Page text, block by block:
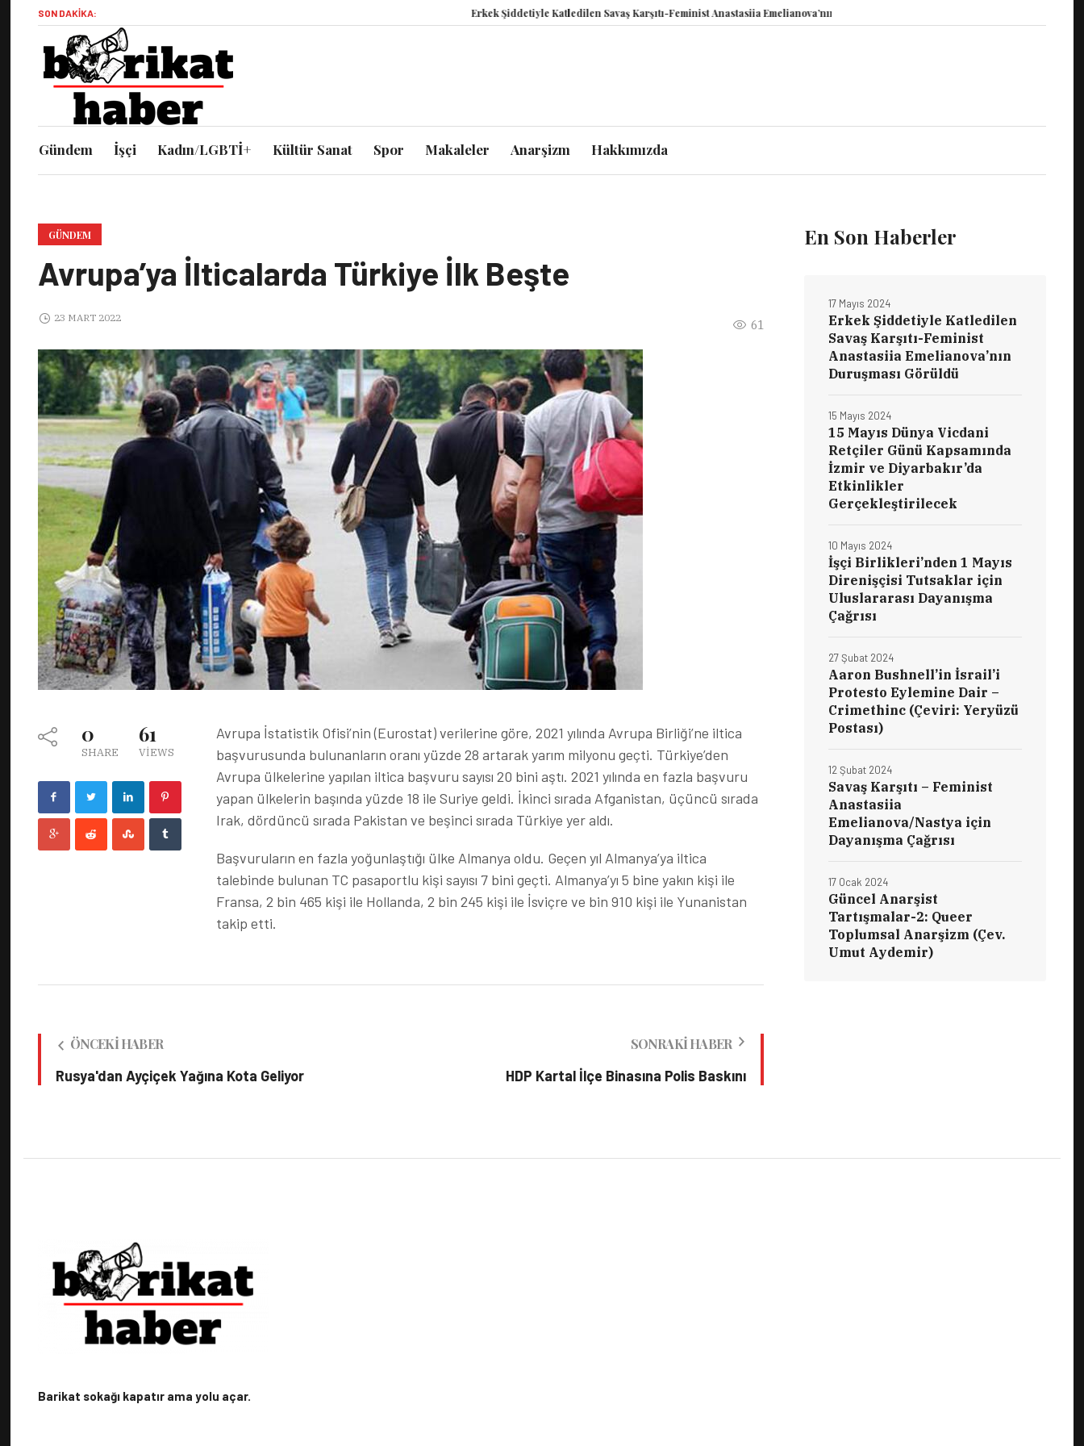
SON DAKIKA: Erkek Şiddetiyle Katledilen Savaş Karşıtı-Feminist Anastasiia Emelianova’nın Duruşması Görüldü
Gündem İşçi Kadın/LGBTİ+ Kültür Sanat Spor Makaleler Anarşizm Hakkımızda
GÜNDEM
Avrupa’ya İlticalarda Türkiye İlk Beşte
61
23 MART 2022
0
SHARE
61
VIEWS
Avrupa İstatistik Ofisi’nin (Eurostat) verilerine göre, 2021 yılında Avrupa Birliği’ne iltica
başvurusunda bulunanların oranı yüzde 28 artarak yarım milyonu geçti. Türkiye’den
Avrupa ülkelerine yapılan iltica başvuru sayısı 20 bini aştı. 2021 yılında en fazla başvuru
yapan ülkelerin başında yüzde 18 ile Suriye geldi. İkinci sırada Afganistan, üçüncü sırada
Irak, dördüncü sırada Pakistan ve beşinci sırada Türkiye yer aldı.
Başvuruların en fazla yoğunlaştığı ülke Almanya oldu. Geçen yıl Almanya’ya iltica
talebinde bulunan TC pasaportlu kişi sayısı 7 bini geçti. Almanya’yı 5 bine yakın kişi ile
Fransa, 2 bin 465 kişi ile Hollanda, 2 bin 245 kişi ile İsviçre ve bin 910 kişi ile Yunanistan
takip etti.
ÖNCEKI HABER
Rusya'dan Ayçiçek Yağına Kota Geliyor
SONRAKI HABER
HDP Kartal İlçe Binasına Polis Baskını
En Son Haberler
Erkek Şiddetiyle Katledilen
Savaş Karşıtı-Feminist
Anastasiia Emelianova’nın
Duruşması Görüldü
17 Mayıs 2024
15 Mayıs Dünya Vicdani
Retçiler Günü Kapsamında
İzmir ve Diyarbakır’da
Etkinlikler
Gerçekleştirilecek
15 Mayıs 2024
İşçi Birlikleri’nden 1 Mayıs
Direnişçisi Tutsaklar için
Uluslararası Dayanışma
Çağrısı
10 Mayıs 2024
Aaron Bushnell’in İsrail’i
Protesto Eylemine Dair –
Crimethinc (Çeviri: Yeryüzü
Postası)
27 Şubat 2024
Savaş Karşıtı – Feminist
Anastasiia
Emelianova/Nastya için
Dayanışma Çağrısı
12 Şubat 2024
Güncel Anarşist
Tartışmalar-2: Queer
Toplumsal Anarşizm (Çev.
Umut Aydemir)
17 Ocak 2024
Barikat sokağı kapatır ama yolu açar.